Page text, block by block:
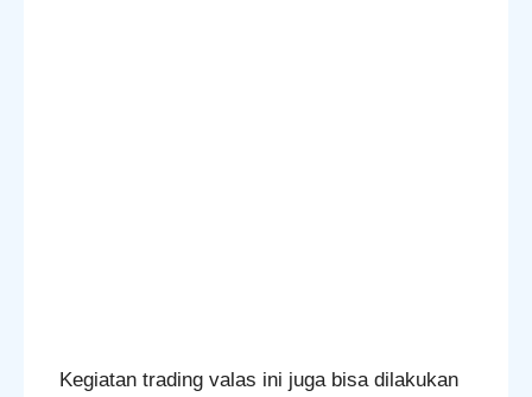
Kegiatan trading valas ini juga bisa dilakukan